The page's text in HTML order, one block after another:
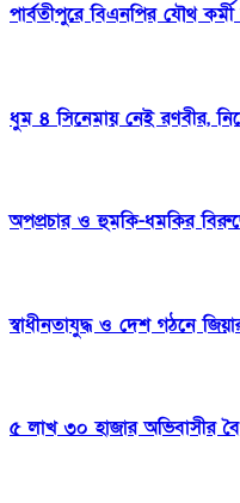
পার্বতীপুরে বিএনপির যৌথ
ধুম ৪ সিনেমায় নেই রণবীর,
অপপ্রচার ও হুমকি-ধমকির
স্বাধীনতাযুদ্ধ ও দেশ গঠনে
৫ লাখ ৩০ হাজার অভিবাসীর